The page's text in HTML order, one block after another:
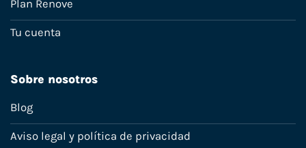
Plan Renove
Tu cuenta
Sobre nosotros
Blog
Aviso legal y política de privacidad